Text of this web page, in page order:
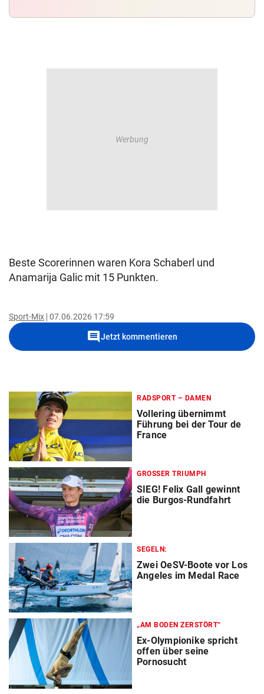
Beste Scorerinnen waren Kora Schaberl und
Anamarija Galic mit 15 Punkten.
Sport-Mix 07.06.2026 17:59
commentJetzt kommentieren
RADSPORT – DAMEN
Vollering übernimmt
Führung bei der Tour de
France
GROSSER TRIUMPH
SIEG! Felix Gall gewinnt
die Burgos-Rundfahrt
SEGELN:
Zwei OeSV-Boote vor Los
Angeles im Medal Race
„AM BODEN ZERSTÖRT“
Ex-Olympionike spricht
offen über seine
Pornosucht